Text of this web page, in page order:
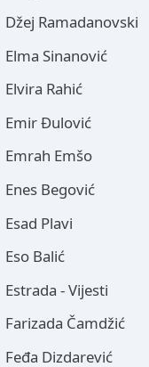
Džej Ramadanovski
Elma Sinanović
Elvira Rahić
Emir Đulović
Emrah Emšo
Enes Begović
Esad Plavi
Eso Balić
Estrada - Vijesti
Farizada Čamdžić
Feđa Dizdarević